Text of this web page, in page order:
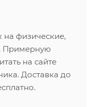
физические,
Примерную
на сайте
Доставка до